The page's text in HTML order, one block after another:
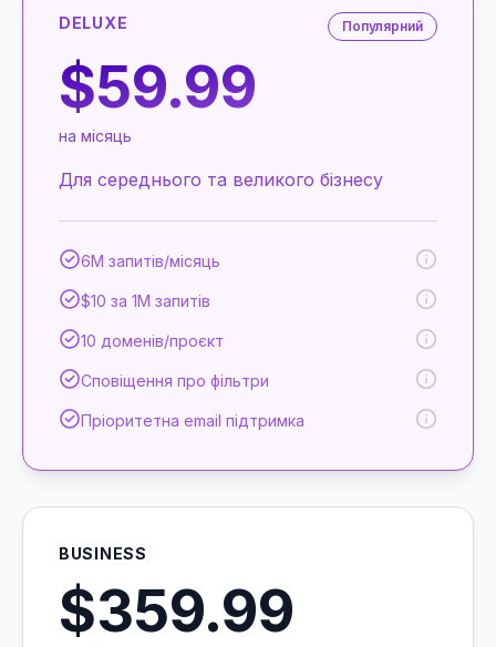
DELUXE Популярний
$59.99
на місяць
Для середнього та великого бізнесу
6M запитів/місяць
$10 за 1M запитів
10 доменів/проєкт
Сповіщення про фільтри
Пріоритетна email підтримка
BUSINESS
$359.99